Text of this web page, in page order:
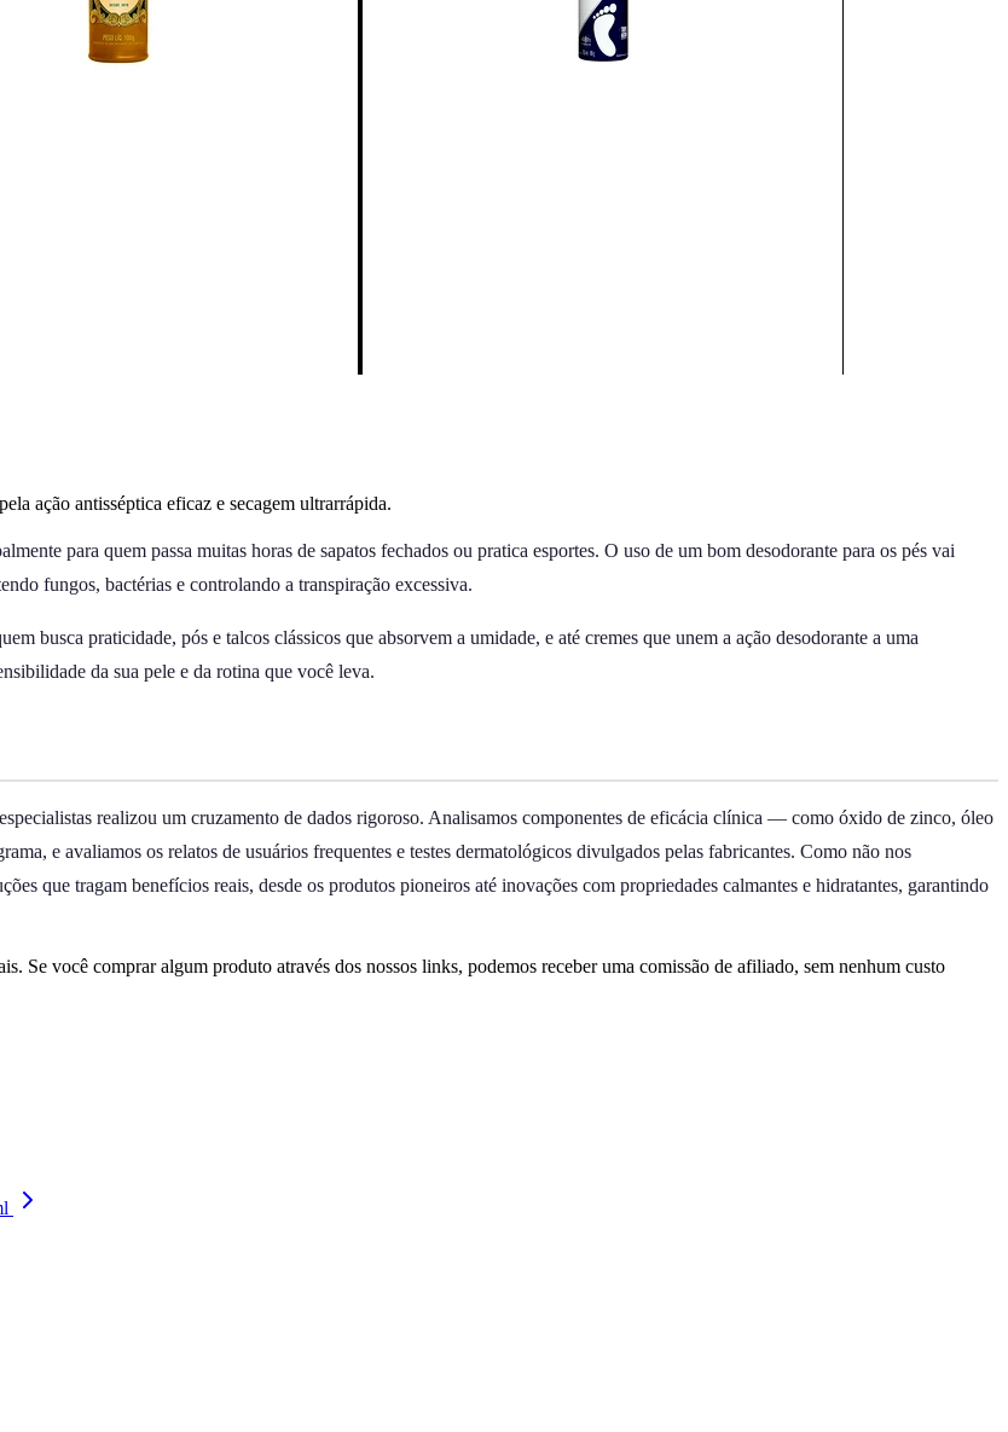
ação antisséptica eficaz e secagem ultrarrápida.
para quem passa muitas horas de sapatos fechados ou pratica esportes. O uso de um bom desodorante para os pés vai
fungos, bactérias e controlando a transpiração excessiva.
busca praticidade, pós e talcos clássicos que absorvem a umidade, e até cremes que unem a ação desodorante a uma
da sua pele e da rotina que você leva.
realizou um cruzamento de dados rigoroso. Analisamos componentes de eficácia clínica — como óxido de zinco, óleo
e avaliamos os relatos de usuários frequentes e testes dermatológicos divulgados pelas fabricantes. Como não nos
que tragam benefícios reais, desde os produtos pioneiros até inovações com propriedades calmantes e hidratantes, garantindo
Se você comprar algum produto através dos nossos links, podemos receber uma comissão de afiliado, sem nenhum custo